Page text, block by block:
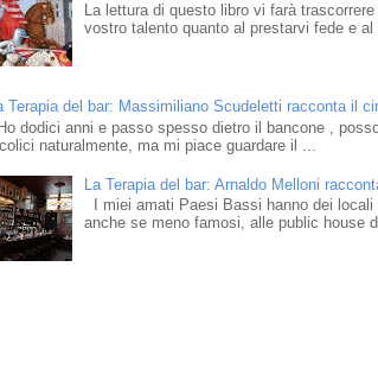
La lettura di questo libro vi farà
vostro talento quanto al prestarvi fede e al
Terapia del bar: Massimiliano Scudeletti racconta il
dodici anni e passo spesso dietro il bancone ,
naturalmente, ma mi piace guardare il ...
La Terapia del bar: Arnaldo Melloni
I miei amati Paesi Bassi hanno dei
anche se meno famosi, alle public house